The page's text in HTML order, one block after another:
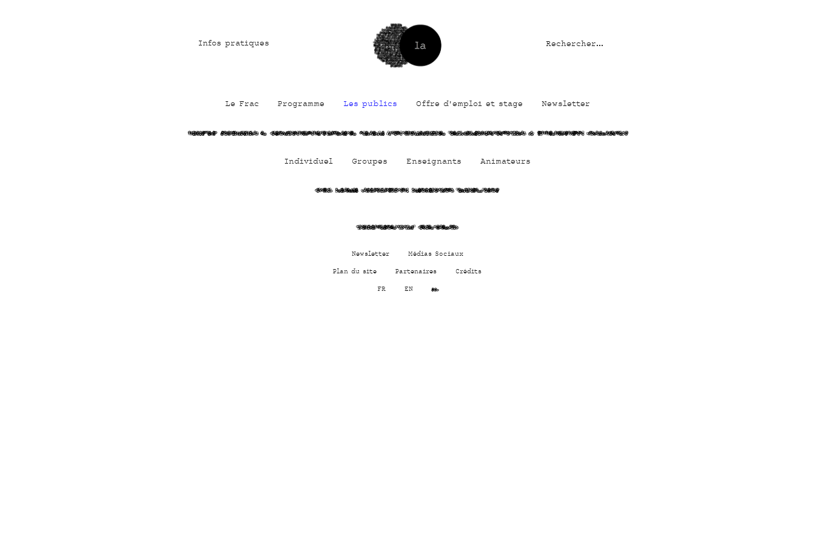
Infos pratiques
Le Frac Programme Les publics Offre d'emploi et stage Newsletter
NeEACKsf cQIDn8ATX J8dUp0H4uHN3Cr6jyg9JHCyEoF 38HSzk9ptb0JQJwrwgQN63RYmW72 if5NJ4uCNGHH U2syR3qS
Individuel Groupes Enseignants Animateurs
R9v hDXlrg2bc6TPfT9NnFUbFVWUm7oVfk 7aUC
0TiOqDUJWWp RvJ92JyQ
Newsletter Médias Sociaux
Plan du site Partenaires Crédits
FR EN Cs